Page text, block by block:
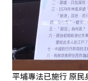
平埔專法已施行 原民